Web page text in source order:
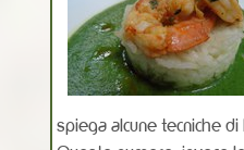
spiega alcune tecniche